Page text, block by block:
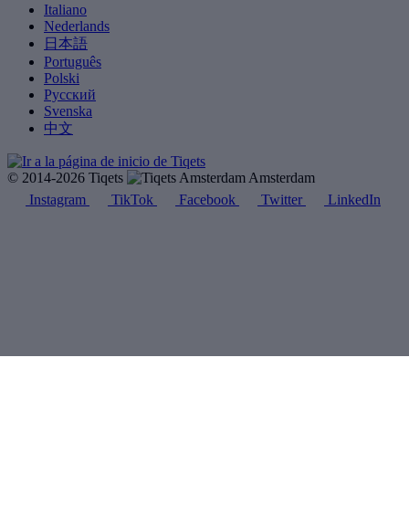
Italiano
Nederlands
日本語
Português
Polski
Русский
Svenska
中文
© 2014-2026 Tiqets
Amsterdam
Instagram
TikTok Facebook Twitter LinkedIn